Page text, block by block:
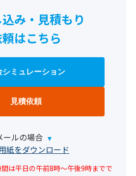
み・見積もり
はこちら
シミュレーション
見積依頼
ールの場合
紙をダウンロード
は平日の午前8時～午後9時までで